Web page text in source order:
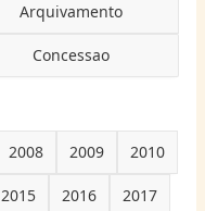
Arquivamento
Concessao
2008 2009 2010
2015 2016 2017